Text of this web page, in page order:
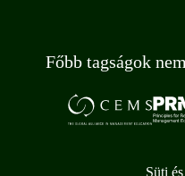
Főbb tagságok
Süti